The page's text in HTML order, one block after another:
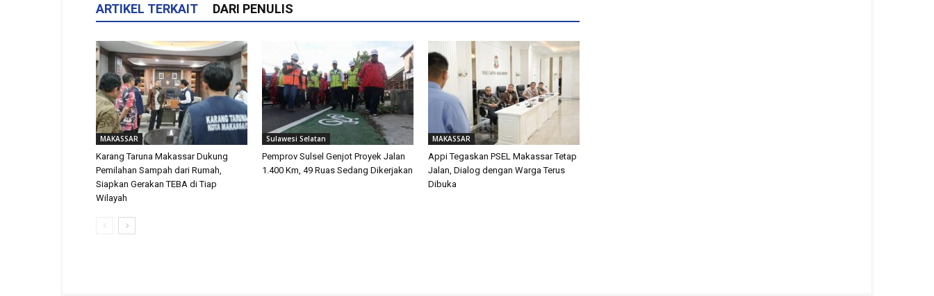
ARTIKEL TERKAIT DARI PENULIS
MAKASSAR
Karang Taruna Makassar Dukung
Pemilahan Sampah dari Rumah,
Siapkan Gerakan TEBA di Tiap
Wilayah
Sulawesi Selatan
Pemprov Sulsel Genjot Proyek Jalan
1.400 Km, 49 Ruas Sedang Dikerjakan
MAKASSAR
Appi Tegaskan PSEL Makassar Tetap
Jalan, Dialog dengan Warga Terus
Dibuka